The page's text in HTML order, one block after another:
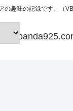
の趣味の記録です。（